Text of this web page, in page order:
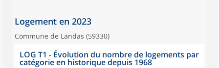
Logement en 2023
Commune de Landas (59330)
LOG T1 - Évolution du nombre de logements par
catégorie en historique depuis 1968